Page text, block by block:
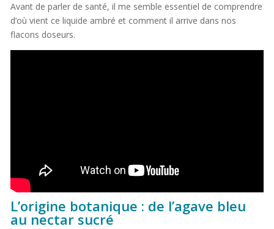
Avant de parler de santé, il me semble essentiel de comprendre
d’où vient ce liquide ambré et comment il arrive dans nos
flacons doseurs.
L’origine botanique : de l’agave bleu
au nectar sucré